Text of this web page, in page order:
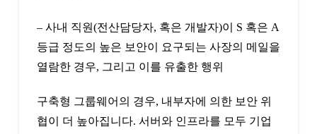
– 사내 직원(전산담당자, 혹은 개발자)이 S 혹은 A
등급 정도의 높은 보안이 요구되는 사장의 메일을
열람한 경우, 그리고 이를 유출한 행위
구축형 그룹웨어의 경우, 내부자에 의한 보안 위
협이 더 높아집니다. 서버와 인프라를 모두 기업